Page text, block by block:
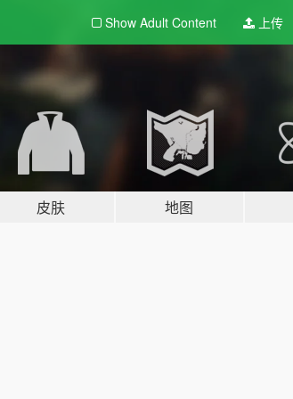
Show Adult Content 上传
皮肤 地图